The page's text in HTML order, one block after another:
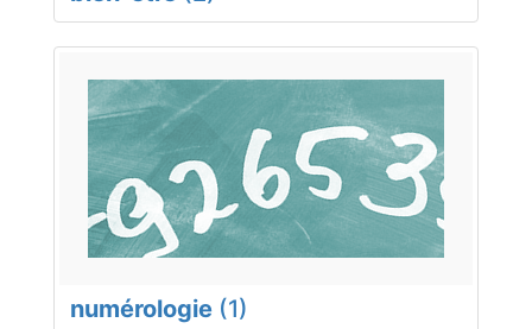
numérologie (1)